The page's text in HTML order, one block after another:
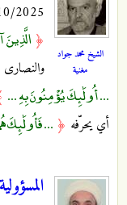
الشيخ محمد جواد
مغنية
- 14:45
﴿
والنصارى
... أُولَٰئِكَ يُؤْمِنُونَ بِهِ ...
أي يحرّفه ﴿ ... فَأُولَٰئِكَ